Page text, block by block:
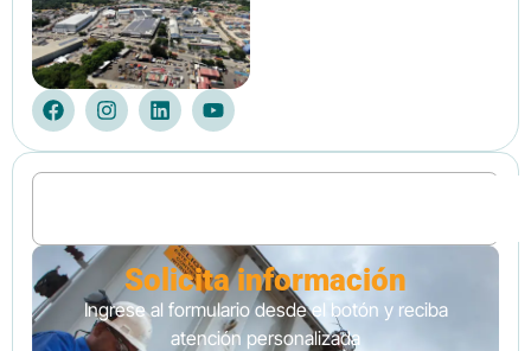
Solicita información
Ingrese al formulario desde el botón y reciba
atención personalizada